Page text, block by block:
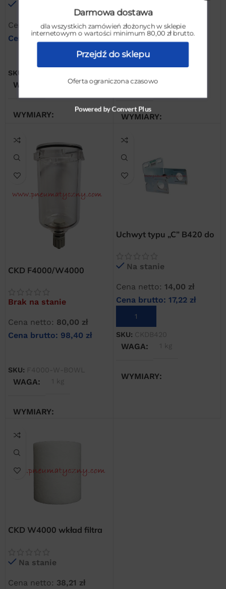
serii 4000
Cena netto: 46,00zł
Cena brutto: 56,58 zł
DODAJ DO KOSZYKA
SKU:
WAGA
WYMIARY
10 × 10 × 10 cm
Na stanie
Cena netto: 158,52
Cena brutto:194,98
DODAJ DO KOSZYKA
WAGA
WYMIARY
20 × 20 × 20 cm
CKD F4000/W4000
Brak na stanie
Cena netto: 80,00 zł
Cena brutto: 98,40 zł
SKU: F4000-W-BOWL
WAGA 1 kg
WYMIARY
10 × 10 × 10 cm
Uchwyt typu „C” B420 do
Na stanie
Cena netto: 14,00 zł
Cena brutto: 17,22 zł
DODAJ DO KOSZYKA
SKU: CKDB420
WAGA 1 kg
WYMIARY
CKD W4000 wkład filtra
Na stanie
Cena netto: 38,21 zł
Darmowa dostawa
dla wszystkich zamówień złożonych w sklepie
internetowym o wartości minimum 80,00 zł brutto.
Przejdź do sklepu
Oferta ograniczona czasowo
Powered by Convert Plus